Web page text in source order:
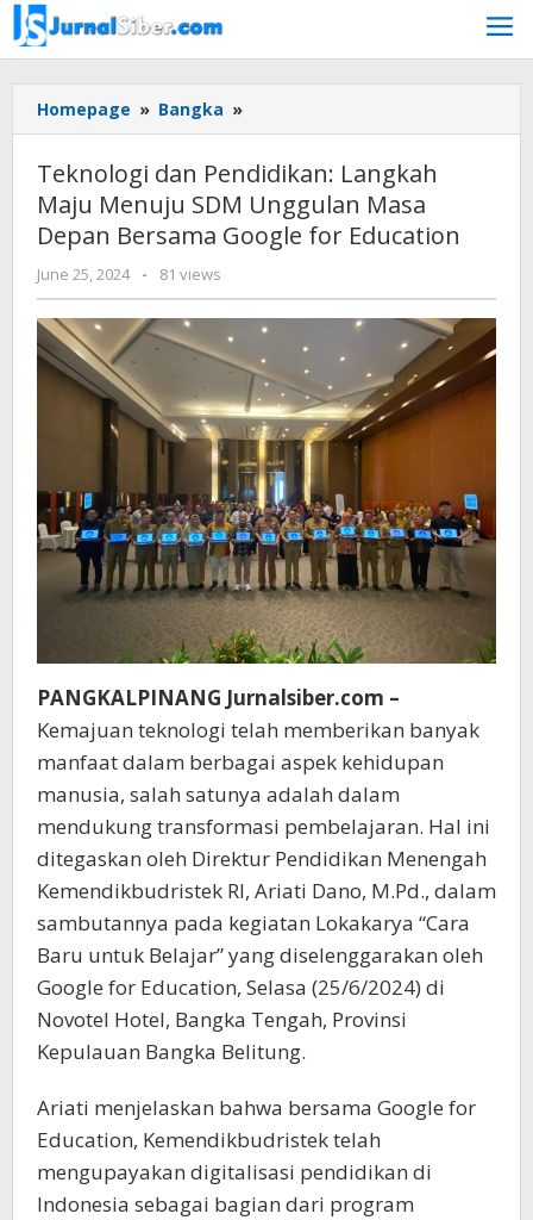
Skip
to
content
Homepage » Bangka »
dan
Langkah
Maju
Menuju
SDM
Masa
Depan
Bersama
Google
for
Education
Teknologi dan Pendidikan: Langkah
Maju Menuju SDM Unggulan Masa
Depan Bersama Google for Education
June 25, 2024
by
Jurnalsiber
- 81 views
PANGKALPINANG Jurnalsiber.com –
Kemajuan teknologi telah memberikan banyak
manfaat dalam berbagai aspek kehidupan
manusia, salah satunya adalah dalam
mendukung transformasi pembelajaran. Hal ini
ditegaskan oleh Direktur Pendidikan Menengah
Kemendikbudristek RI, Ariati Dano, M.Pd., dalam
sambutannya pada kegiatan Lokakarya “Cara
Baru untuk Belajar” yang diselenggarakan oleh
Google for Education, Selasa (25/6/2024) di
Novotel Hotel, Bangka Tengah, Provinsi
Kepulauan Bangka Belitung.
Ariati menjelaskan bahwa bersama Google for
Education, Kemendikbudristek telah
mengupayakan digitalisasi pendidikan di
Indonesia sebagai bagian dari program